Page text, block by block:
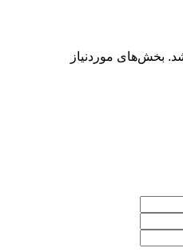
بخش‌های موردنیاز